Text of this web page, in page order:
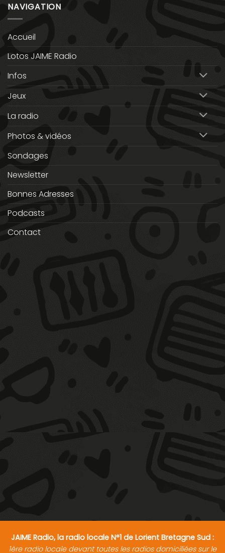
NAVIGATION
Accueil
Lotos JAIME Radio
Infos
Jeux
La radio
Photos & vidéos
Sondages
Newsletter
Bonnes Adresses
Podcasts
Contact
JAIME Radio, la radio locale N°1 de Lorient Bretagne Sud :
1ère radio locale devant toutes les radios domiciliées sur le